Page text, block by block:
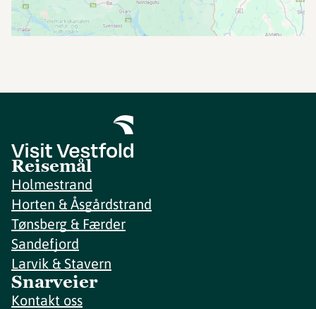
Reisemål
Holmestrand
Horten & Åsgårdstrand
Tønsberg & Færder
Sandefjord
Larvik & Stavern
Snarveier
Kontakt oss